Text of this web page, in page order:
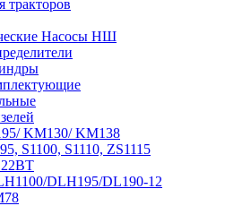
тракторов
Насосы НШ
KM130/ KM138
S1100, S1110, ZS1115
DLH195/DL190-12